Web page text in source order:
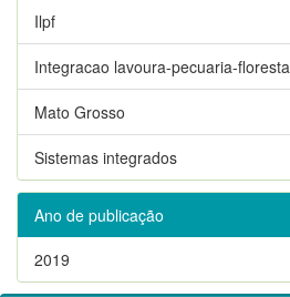
Ilpf
Integracao lavoura-pecuaria-floresta
Mato Grosso
Sistemas integrados
Ano de publicação
2019